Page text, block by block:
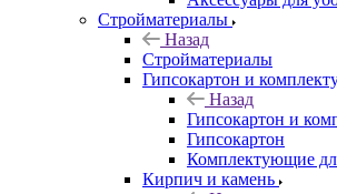
Стройматериалы
Назад
Стройматериалы
Гипсокартон и
Назад
Гипсокартон и
Гипсокартон
Комплектующие
Кирпич и камень